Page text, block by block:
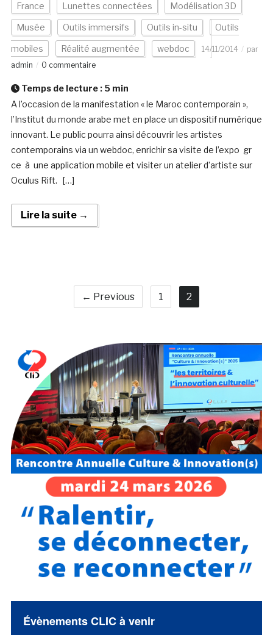
France Lunettes connectées Modélisation 3D
Musée Outils immersifs Outils in-situ Outils
mobiles Réalité augmentée webdoc 14/11/2014
par
admin
0 commentaire
Temps de lecture : 5 min
A l’occasion de la manifestation « le Maroc contemporain »,
l’Institut du monde arabe met en place un dispositif numérique
innovant. Le public pourra ainsi découvrir les artistes
contemporains via un webdoc, enrichir sa visite de l’expo gr
ce à une application mobile et visiter un atelier d’artiste sur
Oculus Rift. […]
Lire la suite →
← Previous 1 2
Évènements CLIC à venir